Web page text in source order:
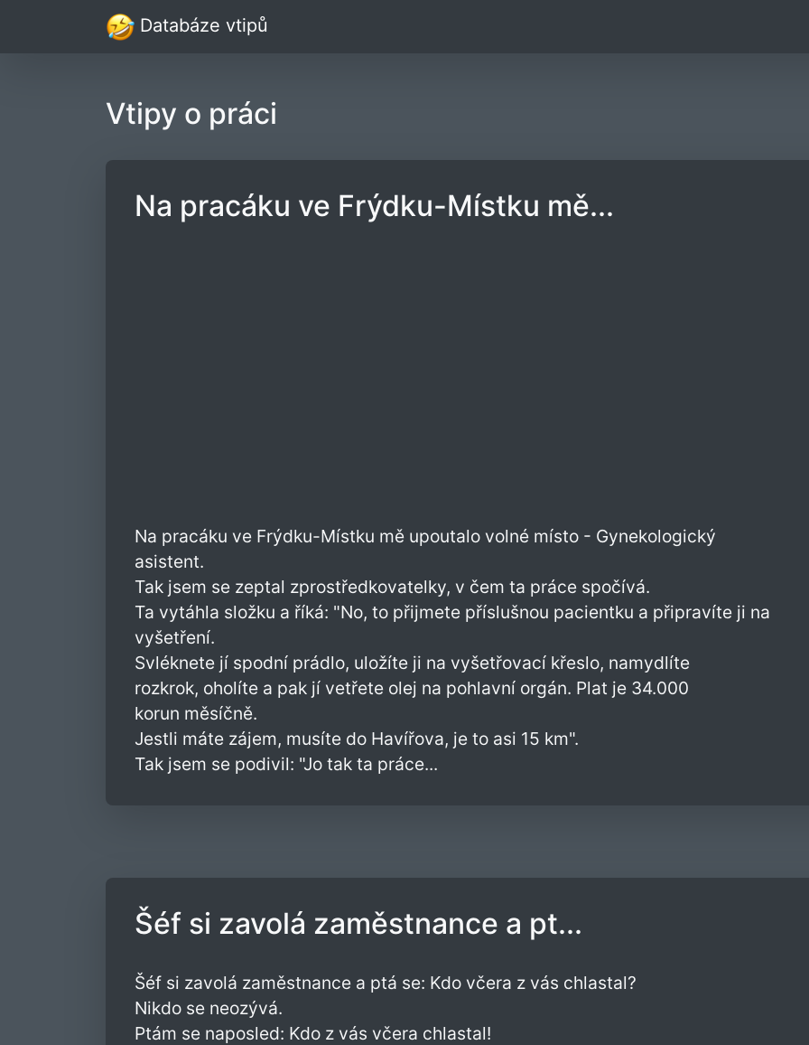
Databáze vtipů
Vtipy o práci
Na pracáku ve Frýdku-Místku mě...
Na pracáku ve Frýdku-Místku mě upoutalo volné místo - Gynekologický
asistent.
Tak jsem se zeptal zprostředkovatelky, v čem ta práce spočívá.
Ta vytáhla složku a říká: "No, to přijmete příslušnou pacientku a připravíte ji na
vyšetření.
Svléknete jí spodní prádlo, uložíte ji na vyšetřovací křeslo, namydlíte
rozkrok, oholíte a pak jí vetřete olej na pohlavní orgán. Plat je 34.000
korun měsíčně.
Jestli máte zájem, musíte do Havířova, je to asi 15 km".
Tak jsem se podivil: "Jo tak ta práce...
Šéf si zavolá zaměstnance a pt...
Šéf si zavolá zaměstnance a ptá se: Kdo včera z vás chlastal?
Nikdo se neozývá.
Ptám se naposled: Kdo z vás včera chlastal!